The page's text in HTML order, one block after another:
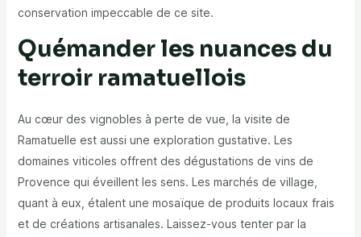
conservation impeccable de ce site.
Quémander les nuances du
terroir ramatuellois
Au cœur des vignobles à perte de vue, la visite de
Ramatuelle est aussi une exploration gustative. Les
domaines viticoles offrent des dégustations de vins de
Provence qui éveillent les sens. Les marchés de village,
quant à eux, étalent une mosaïque de produits locaux frais
et de créations artisanales. Laissez-vous tenter par la